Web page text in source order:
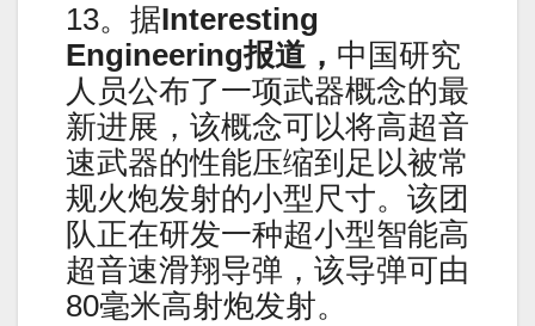
13。据Interesting
Engineering报道， 中国研究
人员公布了一项武器概念的最
新进展，该概念可以将高超音
速武器的性能压缩到足以被常
规火炮发射的小型尺寸。该团
队正在研发一种超小型智能高
超音速滑翔导弹，该导弹可由
80毫米高射炮发射。